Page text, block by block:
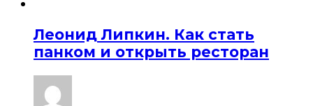
Леонид Липкин. Как стать
панком и открыть ресторан